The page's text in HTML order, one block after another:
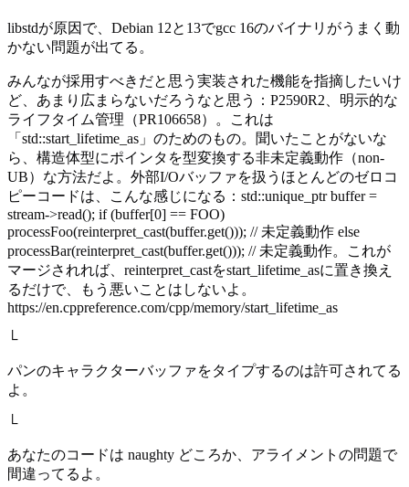
libstdが原因で、Debian 12と13でgcc 16のバイナリがうまく動
かない問題が出てる。
みんなが採用すべきだと思う実装された機能を指摘したいけ
ど、あまり広まらないだろうなと思う：P2590R2、明示的な
ライフタイム管理（PR106658）。これは
「std::start_lifetime_as」のためのもの。聞いたことがないな
ら、構造体型にポインタを型変換する非未定義動作（non-
UB）な方法だよ。外部I/Oバッファを扱うほとんどのゼロコ
ピーコードは、こんな感じになる：std::unique_ptr buffer =
stream->read(); if (buffer[0] == FOO)
processFoo(reinterpret_cast(buffer.get())); // 未定義動作 else
processBar(reinterpret_cast(buffer.get())); // 未定義動作。これが
マージされれば、reinterpret_castをstart_lifetime_asに置き換え
るだけで、もう悪いことはしないよ。
https://en.cppreference.com/cpp/memory/start_lifetime_as
└
パンのキャラクターバッファをタイプするのは許可されてる
よ。
└
あなたのコードは naughty どころか、アライメントの問題で
間違ってるよ。